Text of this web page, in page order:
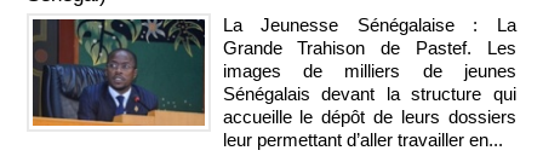
La Jeunesse Sénégalaise : La
Grande Trahison de Pastef. Les
images de milliers de jeunes
Sénégalais devant la structure qui
accueille le dépôt de leurs dossiers
leur permettant d’aller travailler en...